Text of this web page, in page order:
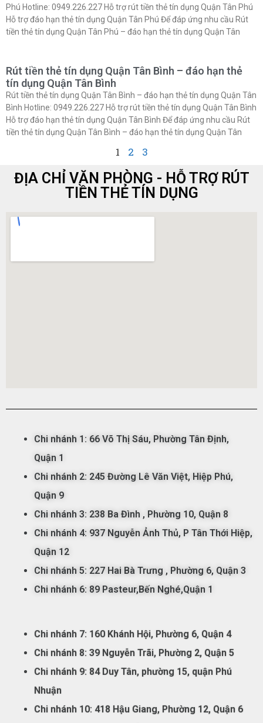
Phú Hotline: 0949.226.227 Hỗ trợ rút tiền thẻ tín dụng Quận Tân Phú
Hỗ trợ đáo hạn thẻ tín dụng Quận Tân Phú Để đáp ứng nhu cầu Rút
tiền thẻ tín dụng Quận Tân Phú – đáo hạn thẻ tín dụng Quận Tân
Rút tiền thẻ tín dụng Quận Tân Bình – đáo hạn thẻ
tín dụng Quận Tân Bình
Rút tiền thẻ tín dụng Quận Tân Bình – đáo hạn thẻ tín dụng Quận Tân
Bình Hotline: 0949.226.227 Hỗ trợ rút tiền thẻ tín dụng Quận Tân Bình
Hỗ trợ đáo hạn thẻ tín dụng Quận Tân Bình Để đáp ứng nhu cầu Rút
tiền thẻ tín dụng Quận Tân Bình – đáo hạn thẻ tín dụng Quận Tân
1 2 3
ĐỊA CHỈ VĂN PHÒNG - HỖ TRỢ RÚT
TIỀN THẺ TÍN DỤNG
Chi nhánh 1: 66 Võ Thị Sáu, Phường Tân Định,
Quận 1
Chi nhánh 2: 245 Đường Lê Văn Việt, Hiệp Phú,
Quận 9
Chi nhánh 3: 238 Ba Đình , Phường 10, Quận 8
Chi nhánh 4: 937 Nguyễn Ảnh Thủ, P Tân Thới Hiệp,
Quận 12
Chi nhánh 5: 227 Hai Bà Trưng , Phường 6, Quận 3
Chi nhánh 6: 89 Pasteur,Bến Nghé,Quận 1
Chi nhánh 7: 160 Khánh Hội, Phường 6, Quận 4
Chi nhánh 8: 39 Nguyễn Trãi, Phường 2, Quận 5
Chi nhánh 9: 84 Duy Tân, phường 15, quận Phú
Nhuận
Chi nhánh 10: 418 Hậu Giang, Phường 12, Quận 6